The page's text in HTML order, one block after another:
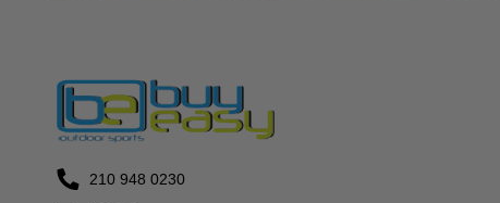
210 948 0230